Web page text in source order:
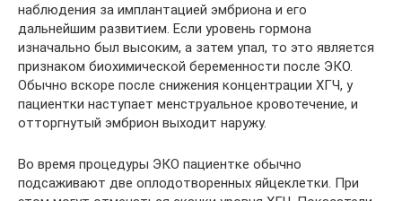
наблюдения за имплантацией эмбриона и его
дальнейшим развитием. Если уровень гормона
изначально был высоким, а затем упал, то это является
признаком биохимической беременности после ЭКО.
Обычно вскоре после снижения концентрации ХГЧ, у
пациентки наступает менструальное кровотечение, и
отторгнутый эмбрион выходит наружу.
Во время процедуры ЭКО пациентке обычно
подсаживают две оплодотворенных яйцеклетки. При